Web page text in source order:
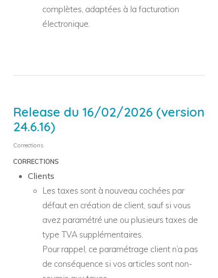
complètes, adaptées à la facturation
électronique.
Release du 16/02/2026 (version
24.6.16)
Corrections
CORRECTIONS
Clients
Les taxes sont à nouveau cochées par
défaut en création de client, sauf si vous
avez paramétré une ou plusieurs taxes de
type TVA supplémentaires.
Pour rappel, ce paramétrage client n’a pas
de conséquence si vos articles sont non-